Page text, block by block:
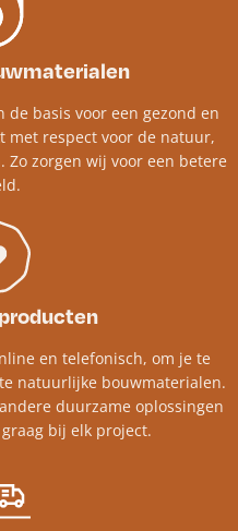
basis voor een gezond en
met respect voor de natuur,
Zo zorgen wij voor een betere
en telefonisch, om je te
natuurlijke bouwmaterialen.
duurzame oplossingen
bij elk project.​